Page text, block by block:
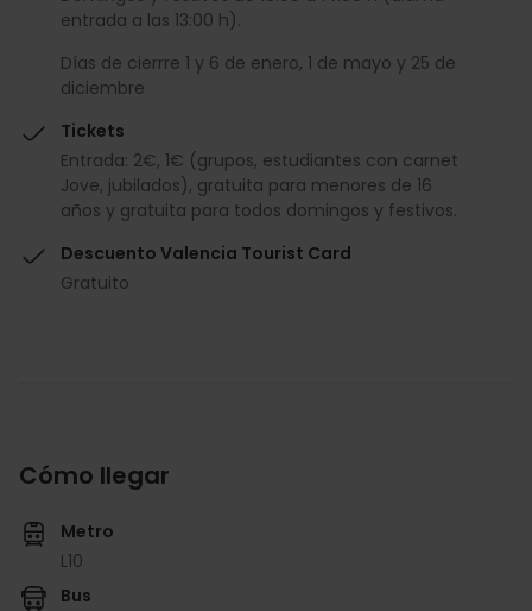
entrada a las 13:00 h).
Días de cierrre 1 y 6 de enero, 1 de mayo y 25 de
diciembre
Tickets
Entrada: 2€, 1€ (grupos, estudiantes con carnet
Jove, jubilados), gratuita para menores de 16
años y gratuita para todos domingos y festivos.
Descuento Valencia Tourist Card
Gratuito
Cómo llegar
Metro
L10
Bus